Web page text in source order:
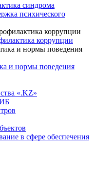
синдрома
психического
коррупции
и нормы поведения
«.KZ»
ИБ
в сфере обеспечения